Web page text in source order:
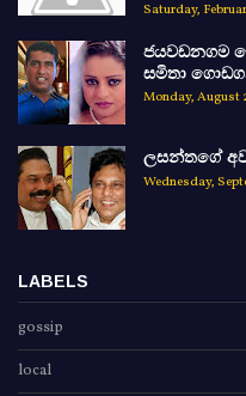
Saturday,
ජයවඩනගම
සමිතා
Monday, August
ලසන්තගේ
Wednesday,
LABELS
gossip
local